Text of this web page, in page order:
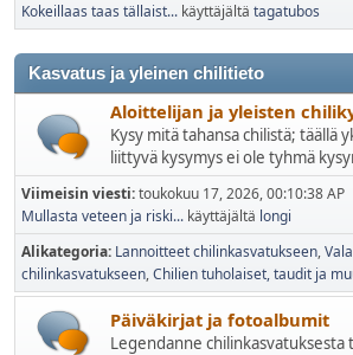
Kokeillaas taas tällaist... käyttäjältä tagatubos
Kasvatus ja yleinen chilitieto
Aloittelijan ja yleisten
Kysy mitä tahansa chilistä; täällä
liittyvä kysymys ei ole tyhmä
Viimeisin viesti:toukokuu 17, 2026, 00:10:38 AP
Mullasta veteen ja riski... käyttäjältä longi
Alikategoria Lannoitteet chilinkasvatukseen
chilinkasvatukseen Chilien tuholaiset, taudit ja
Päiväkirjat ja fotoalbumit
Legendanne chilinkasvatuksesta